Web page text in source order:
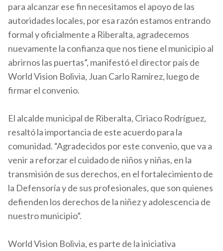
para alcanzar ese fin necesitamos el apoyo de las
autoridades locales, por esa razón estamos entrando
formal y oficialmente a Riberalta, agradecemos
nuevamente la confianza que nos tiene el municipio al
abrirnos las puertas”, manifestó el director país de
World Vision Bolivia, Juan Carlo Ramírez, luego de
firmar el convenio.
El alcalde municipal de Riberalta, Ciriaco Rodríguez,
resaltó la importancia de este acuerdo para la
comunidad. “Agradecidos por este convenio, que va a
venir a reforzar el cuidado de niños y niñas, en la
transmisión de sus derechos, en el fortalecimiento de
la Defensoría y de sus profesionales, que son quienes
defienden los derechos de la niñez y adolescencia de
nuestro municipio”.
World Vision Bolivia, es parte de la iniciativa